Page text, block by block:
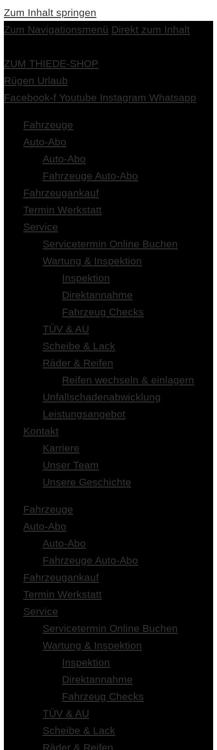
Zum Inhalt springen
Zum Navigationsmenü Direkt zum Inhalt
ZUM THIEDE-SHOP
Rügen Urlaub
Facebook-f Youtube Instagram Whatsapp
Fahrzeuge
Auto-Abo
Auto-Abo
Fahrzeuge Auto-Abo
Fahrzeugankauf
Termin Werkstatt
Service
Servicetermin Online Buchen
Wartung & Inspektion
Inspektion
Direktannahme
Fahrzeug Checks
TÜV & AU
Scheibe & Lack
Räder & Reifen
Reifen wechseln & einlagern
Unfallschadenabwicklung
Leistungsangebot
Kontakt
Karriere
Unser Team
Unsere Geschichte
Fahrzeuge
Auto-Abo
Auto-Abo
Fahrzeuge Auto-Abo
Fahrzeugankauf
Termin Werkstatt
Service
Servicetermin Online Buchen
Wartung & Inspektion
Inspektion
Direktannahme
Fahrzeug Checks
TÜV & AU
Scheibe & Lack
Räder & Reifen